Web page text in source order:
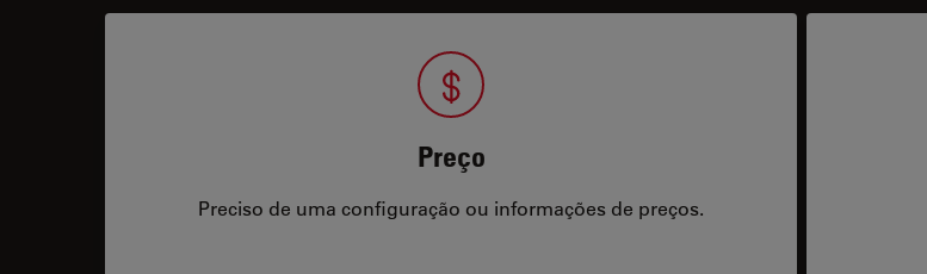
Preço
Preciso de uma configuração ou informações de preços.